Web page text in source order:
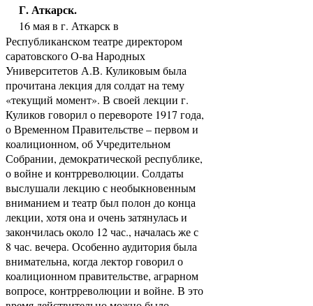
Г. Аткарск.
16 мая в г. Аткарск в
Республиканском театре директором
саратовского О-ва Народных
Университетов А.В. Куликовым была
прочитана лекция для солдат на тему
«текущий момент». В своей лекции г.
Куликов говорил о перевороте 1917 года,
о Временном Правительстве – первом и
коалиционном, об Учредительном
Собрании, демократической республике,
о войне и контрреволюции. Солдаты
выслушали лекцию с необыкновенным
вниманием и театр был полон до конца
лекции, хотя она и очень затянулась и
закончилась около 12 час., началась же с
8 час. вечера. Особенно аудитория была
внимательна, когда лектор говорил о
коалиционном правительстве, аграрном
вопросе, контрреволюции и войне. В это